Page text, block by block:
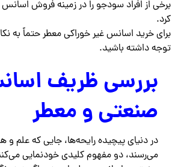
برخی از افراد سودجو را در زمینه فروش اسانس
کرد.
برای خرید اسانس غیر خوراکی معطر حتماً به
توجه داشته باشید.
بررسی ظریف
صنعتی و معطر
در دنیای پیچیده رایحه‌ها، جایی که علم و
می‌رسند، دو مفهوم کلیدی خودنمایی